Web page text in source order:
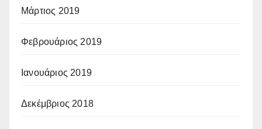
Μάρτιος 2019
Φεβρουάριος 2019
Ιανουάριος 2019
Δεκέμβριος 2018